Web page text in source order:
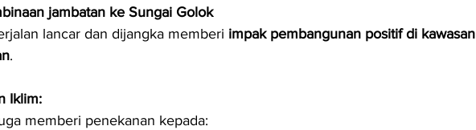
jambatan ke Sungai Golok
lancar dan dijangka memberi impak pembangunan positif di kawasan
.
Iklim:
memberi penekanan kepada: